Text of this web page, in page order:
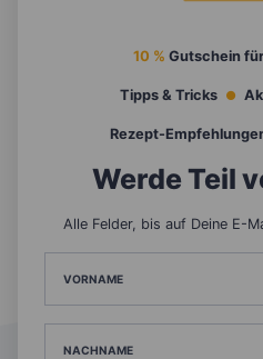
10 % Gutschein
Tipps & Tricks
Rezept-
Werde Teil
Alle Felder, bis auf Deine E-
VORNAME
NACHNAME